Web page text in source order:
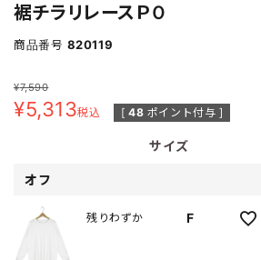
裾チラリレースＰＯ
商品番号 820119
¥7,590
¥5,313税込 [ 48 ポイント付与 ]
サイズ
オフ
F
残りわずか